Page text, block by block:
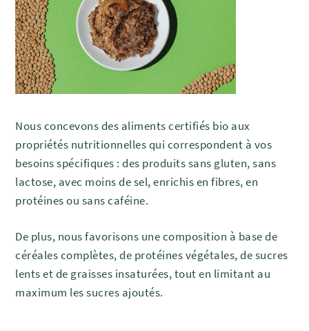
Nous concevons des aliments certifiés bio aux
propriétés nutritionnelles qui correspondent à vos
besoins spécifiques : des produits sans gluten, sans
lactose, avec moins de sel, enrichis en fibres, en
protéines ou sans caféine.
De plus, nous favorisons une composition à base de
céréales complètes, de protéines végétales, de sucres
lents et de graisses insaturées, tout en limitant au
maximum les sucres ajoutés.